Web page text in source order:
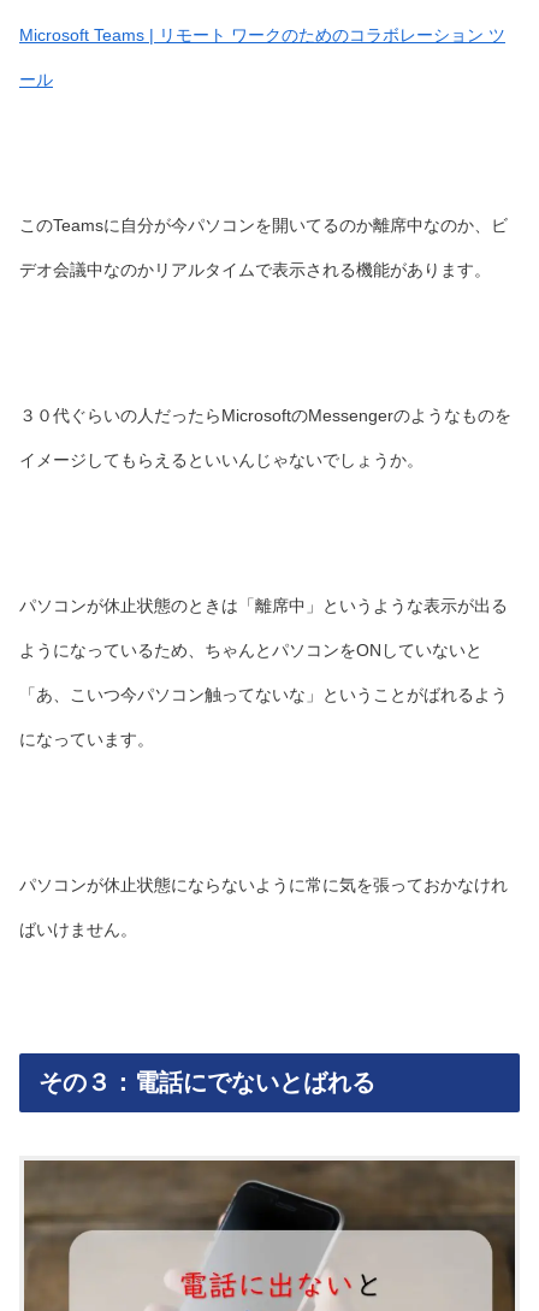
Microsoft Teams | リモート ワークのためのコラボレーション ツ
ール
このTeamsに自分が今パソコンを開いてるのか離席中なのか、ビ
デオ会議中なのかリアルタイムで表示される機能があります。
３０代ぐらいの人だったらMicrosoftのMessengerのようなものを
イメージしてもらえるといいんじゃないでしょうか。
パソコンが休止状態のときは「離席中」というような表示が出る
ようになっているため、ちゃんとパソコンをONしていないと
「あ、こいつ今パソコン触ってないな」ということがばれるよう
になっています。
パソコンが休止状態にならないように常に気を張っておかなけれ
ばいけません。
その３：電話にでないとばれる